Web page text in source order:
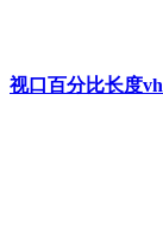
视口百分比长度